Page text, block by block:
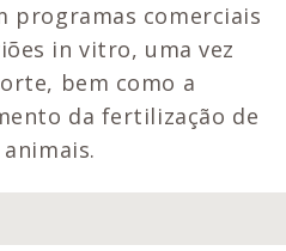
programas comerciais
in vitro, uma vez
bem como a
da fertilização de